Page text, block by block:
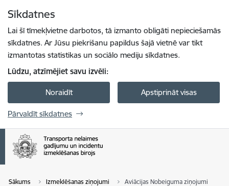
Sīkdatnes
Lai šī tīmekļvietne darbotos, tā izmanto obligāti nepieciešamās
sīkdatnes. Ar Jūsu piekrišanu papildus šajā vietnē var tikt
izmantotas statistikas un sociālo mediju sīkdatnes.
Lūdzu, atzīmējiet savu izvēli:
Noraidīt Apstiprināt visas
Pārvaldīt sīkdatnes
Sākums Izmeklēšanas ziņojumi Aviācijas Nobeiguma ziņojumi